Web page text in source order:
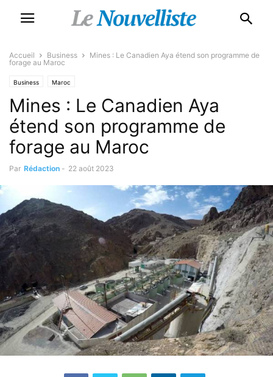
Accueil Business
Mines : Le Canadien Aya étend son programme de
forage au Maroc
Business Maroc
Mines : Le Canadien Aya
étend son programme de
forage au Maroc
Par Rédaction - 22 août 2023